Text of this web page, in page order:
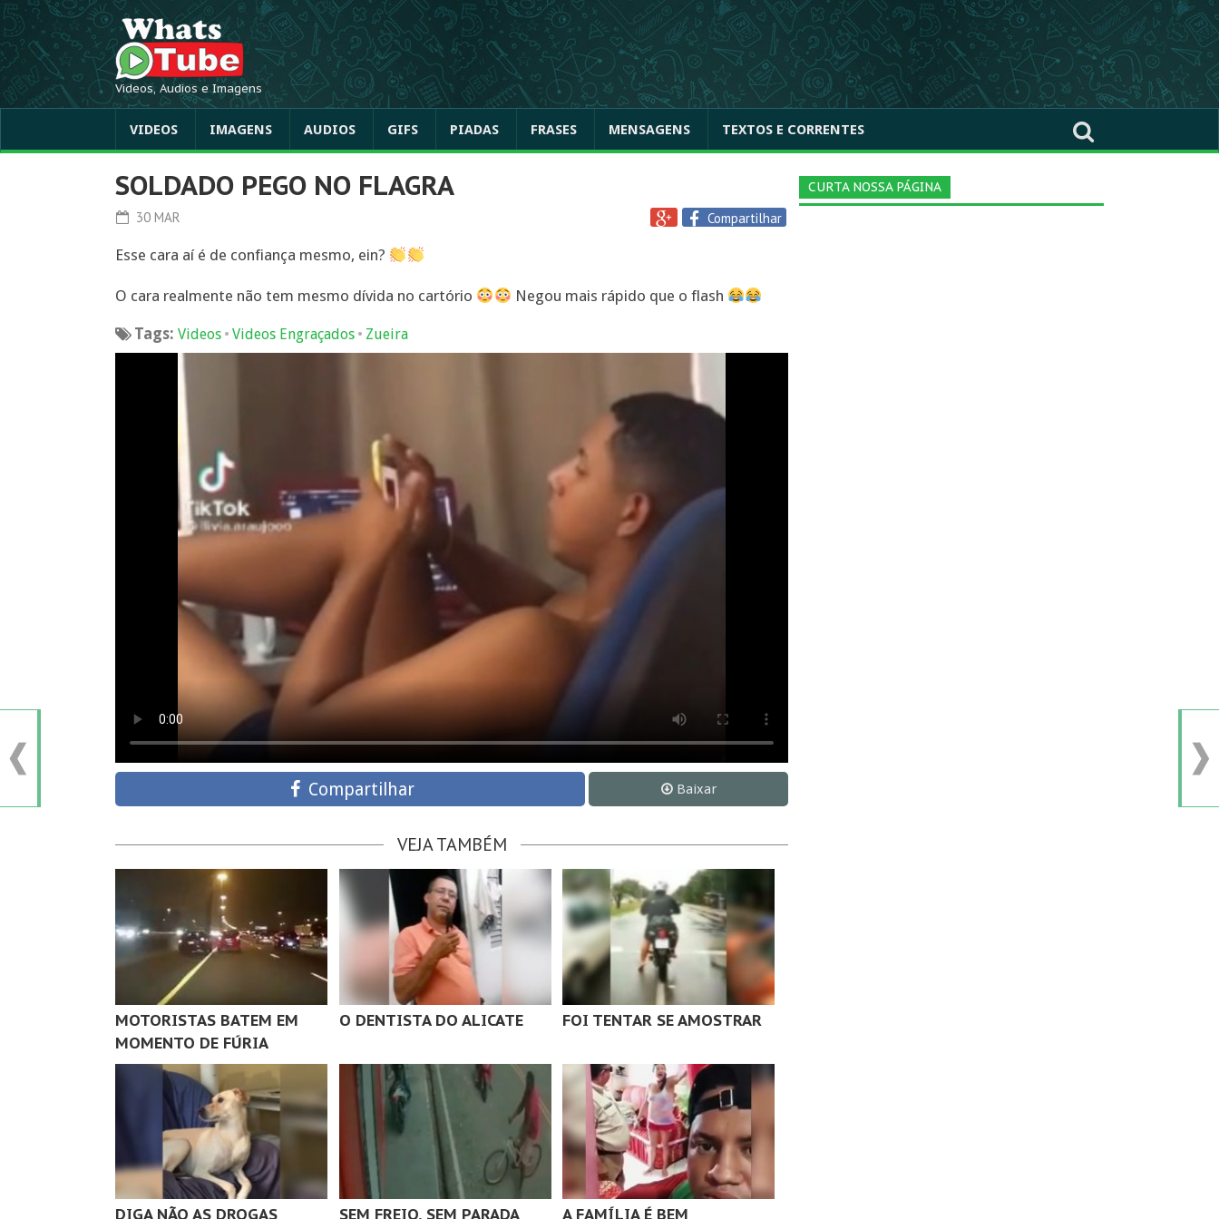
Videos, Audios e Imagens
VIDEOS IMAGENS AUDIOS GIFS PIADAS FRASES MENSAGENS TEXTOS E CORRENTES
SOLDADO PEGO NO FLAGRA
30 MAR Compartilhar
Esse cara aí é de confiança mesmo, ein?
O cara realmente não tem mesmo dívida no cartório Negou mais rápido que o flash
Tags: Videos • Videos Engraçados • Zueira
Compartilhar Baixar
VEJA TAMBÉM
MOTORISTAS BATEM EM
MOMENTO DE FÚRIA
O DENTISTA DO ALICATE FOI TENTAR SE AMOSTRAR
DIGA NÃO AS DROGAS SEM FREIO, SEM PARADA A FAMÍLIA É BEM
CURTA NOSSA PÁGINA